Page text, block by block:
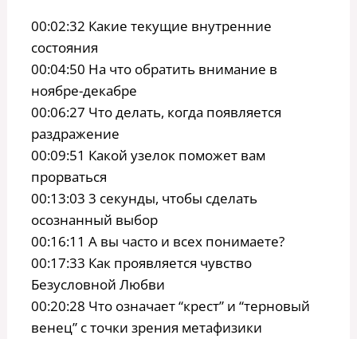
00:02:32 Какие текущие внутренние
состояния
00:04:50 На что обратить внимание в
ноябре-декабре
00:06:27 Что делать, когда появляется
раздражение
00:09:51 Какой узелок поможет вам
прорваться
00:13:03 3 секунды, чтобы сделать
осознанный выбор
00:16:11 А вы часто и всех понимаете?
00:17:33 Как проявляется чувство
Безусловной Любви
00:20:28 Что означает “крест” и “терновый
венец” с точки зрения метафизики